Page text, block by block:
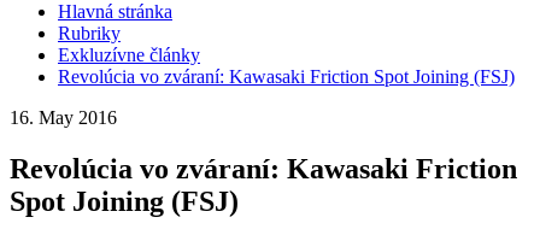
Hlavná stránka
Rubriky
Exkluzívne články
Revolúcia vo zváraní: Kawasaki Friction Spot Joining (FSJ)
16. May 2016
Revolúcia vo zváraní: Kawasaki Friction
Spot Joining (FSJ)